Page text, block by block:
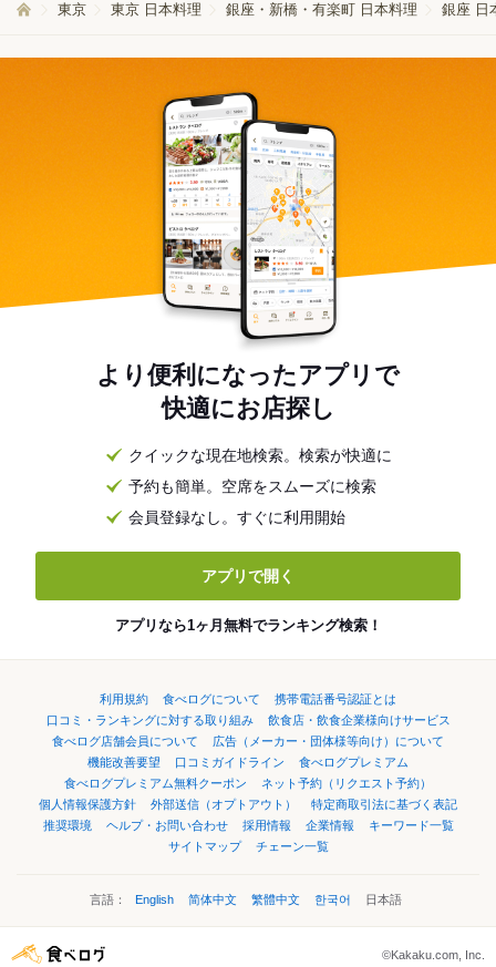
東京 東京 日本料理 銀座・新橋・有楽町 日本料理 銀座 日
より便利になったアプリで
快適にお店探し
クイックな現在地検索。検索が快適に
予約も簡単。空席をスムーズに検索
会員登録なし。すぐに利用開始
アプリで開く
アプリなら1ヶ月無料でランキング検索！
利用規約 食べログについて
携帯電話番号認証とは
口コミ・ランキングに対する取り組み
飲食店・飲食企業様向けサービス
食べログ店舗会員について
広告（メーカー・団体様等向け）について
機能改善要望
口コミガイドライン
食べログプレミアム
食べログプレミアム無料クーポン
ネット予約（リクエスト予約）
個人情報保護方針
外部送信（オプトアウト）
特定商取引法に基づく表記
推奨環境
ヘルプ・お問い合わせ 採用情報 企業情報
キーワード一覧
サイトマップ
チェーン一覧
言語： English 简体中文 繁體中文 한국어 日本語
©Kakaku.com, Inc.